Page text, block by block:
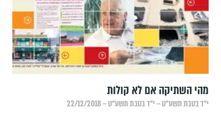
מהי השתיקה אם לא קולות
י״ד בטבת תשע״ט – י״ד בטבת תשע״ט – 22/12/2018